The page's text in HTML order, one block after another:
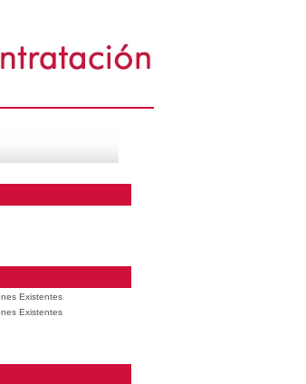
Existentes
Existentes